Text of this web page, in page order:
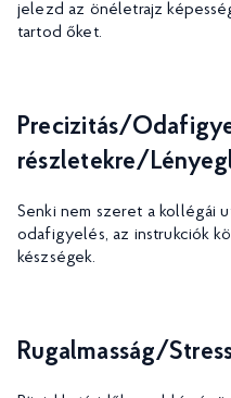
jelezd az önéletrajz
tartod őket.
Precizitás/
részletekre/
Senki nem szeret a kollégái
odafigyelés, az instrukciók
készségek.
Rugalmasság/